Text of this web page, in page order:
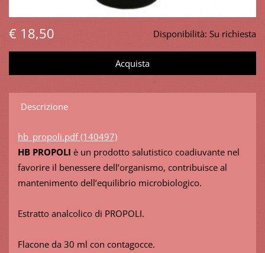
Disponibilità: Su richiesta
€ 18,50
Descrizione
hb_propoli.pdf (140497)
HB PROPOLI è un prodotto salutistico coadiuvante nel
favorire il benessere dell’organismo, contribuisce al
mantenimento dell’equilibrio microbiologico.
Estratto analcolico di PROPOLI.
Flacone da 30 ml con contagocce.